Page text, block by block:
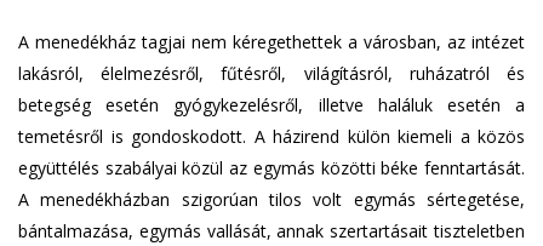
A menedékház tagjai nem kéregethettek a városban, az intézet
lakásról, élelmezésről, fűtésről, világításról, ruházatról és
betegség esetén gyógykezelésről, illetve haláluk esetén a
temetésről is gondoskodott. A házirend külön kiemeli a közös
együttélés szabályai közül az egymás közötti béke fenntartását.
A menedékházban szigorúan tilos volt egymás sértegetése,
bántalmazása, egymás vallását, annak szertartásait tiszteletben